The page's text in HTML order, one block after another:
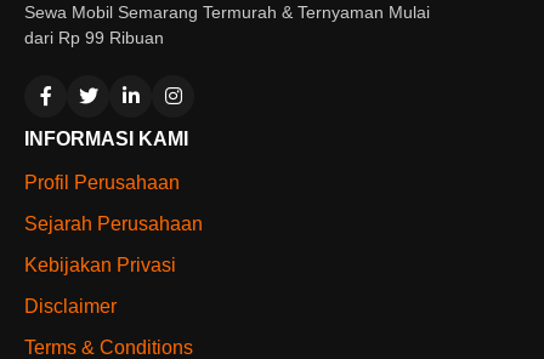
Sewa Mobil Semarang Termurah & Ternyaman Mulai
dari Rp 99 Ribuan
INFORMASI KAMI
Profil Perusahaan
Sejarah Perusahaan
Kebijakan Privasi
Disclaimer
Terms & Conditions